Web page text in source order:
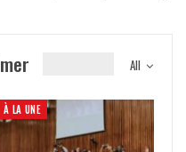
All
À LA UNE